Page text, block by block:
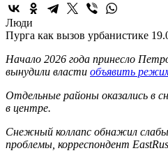
Люди
Пурга как вызов урбанистике
Начало 2026 года принесло
вынудили власти объявить
Отдельные районы оказались в
в центре.
Снежный коллапс обнажил
проблемы, корреспондент